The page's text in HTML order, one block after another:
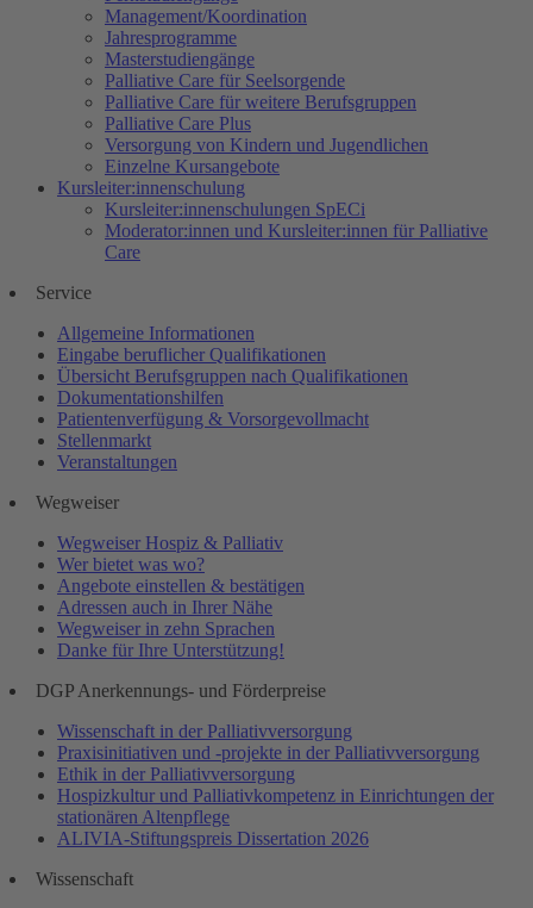
Management/Koordination
Jahresprogramme
Masterstudiengänge
Palliative Care für Seelsorgende
Palliative Care für weitere Berufsgruppen
Palliative Care Plus
Versorgung von Kindern und Jugendlichen
Einzelne Kursangebote
Kursleiter:innenschulung
Kursleiter:innenschulungen SpECi
Moderator:innen und Kursleiter:innen für Palliative
Care
Service
Allgemeine Informationen
Eingabe beruflicher Qualifikationen
Übersicht Berufsgruppen nach Qualifikationen
Dokumentationshilfen
Patientenverfügung & Vorsorgevollmacht
Stellenmarkt
Veranstaltungen
Wegweiser
Wegweiser Hospiz & Palliativ
Wer bietet was wo?
Angebote einstellen & bestätigen
Adressen auch in Ihrer Nähe
Wegweiser in zehn Sprachen
Danke für Ihre Unterstützung!
DGP Anerkennungs- und Förderpreise
Wissenschaft in der Palliativversorgung
Praxisinitiativen und -projekte in der Palliativversorgung
Ethik in der Palliativversorgung
Hospizkultur und Palliativkompetenz in Einrichtungen der
stationären Altenpflege
ALIVIA-Stiftungspreis Dissertation 2026
Wissenschaft